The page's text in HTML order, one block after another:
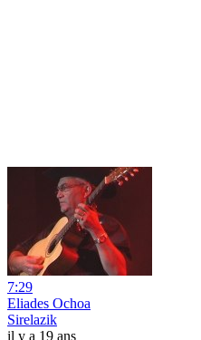
7:29
Eliades Ochoa
Sirelazik
il y a 19 ans